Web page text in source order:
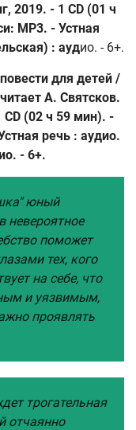
2019. - 1 CD (01 ч
МР3. - Устная
: аудио. - 6+.
для детей /
А. Святсков.
(02 ч 59 мин). -
речь : аудио.
- 6+.
юный
невероятное
поможет
тех, кого
на себе, что
и уязвимым,
проявлять
трогательная
отчаянно